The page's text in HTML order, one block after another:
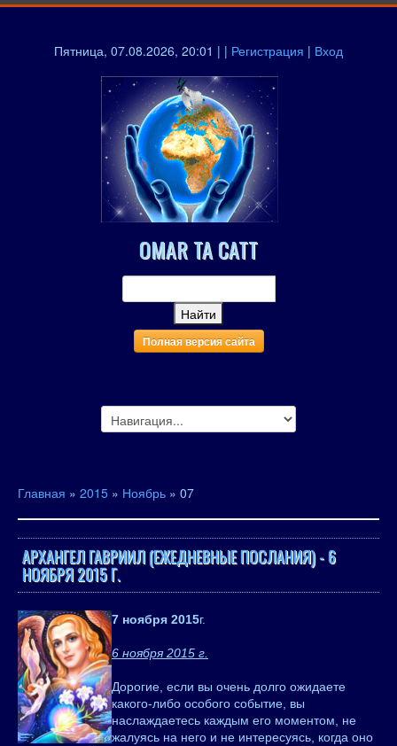
Пятница, 07.08.2026, 20:01 | | Регистрация | Вход
OMAR TA CATT
Полная версия сайта
Главная » 2015 » Ноябрь » 07
АРХАНГЕЛ ГАВРИИЛ (ЕЖЕДНЕВНЫЕ ПОСЛАНИЯ) - 6
НОЯБРЯ 2015 Г.
7 ноября 2015г.
6 ноября 2015 г.
Дорогие, если вы очень долго ожидаете
какого-либо особого событие, вы
наслаждаетесь каждым его моментом, не
жалуясь на него и не интересуясь, когда оно